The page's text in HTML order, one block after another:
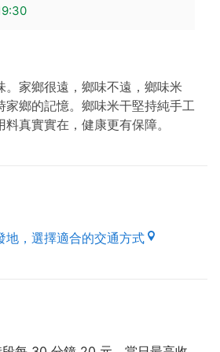
。家鄉很遠，鄉味不遠，鄉味米
家鄉的記憶。鄉味米干堅持純手工
真實實在，健康更有保障。
地，選擇適合的交通方式